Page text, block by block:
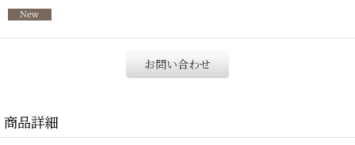
お問い合わせ
商品詳細